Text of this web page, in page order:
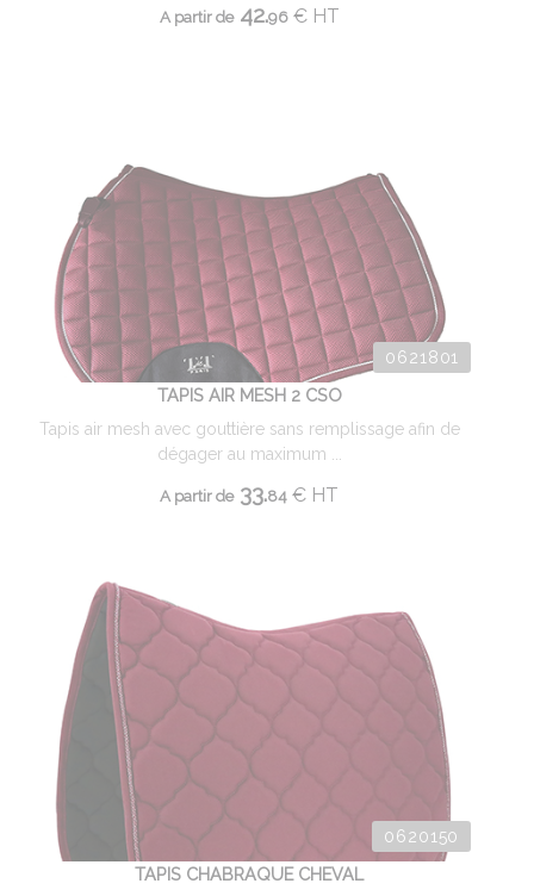
A partir de42.96 €HT
0621801
TAPIS AIR MESH 2 CSO
Tapis air mesh avec gouttière sans remplissage afin de
dégager au maximum ...
A partir de33.84 € HT
0620150
TAPIS CHABRAQUE CHEVAL